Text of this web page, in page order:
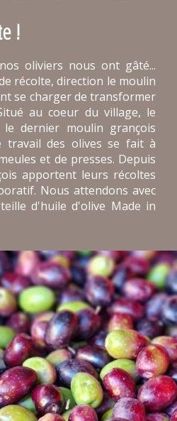
!
oliviers nous ont gâté...
récolte, direction le moulin
se charger de transformer
au coeur du village, le
dernier moulin grançois
travail des olives se fait à
et de presses. Depuis
apportent leurs récoltes
Nous attendons avec
d'huile d'olive Made in